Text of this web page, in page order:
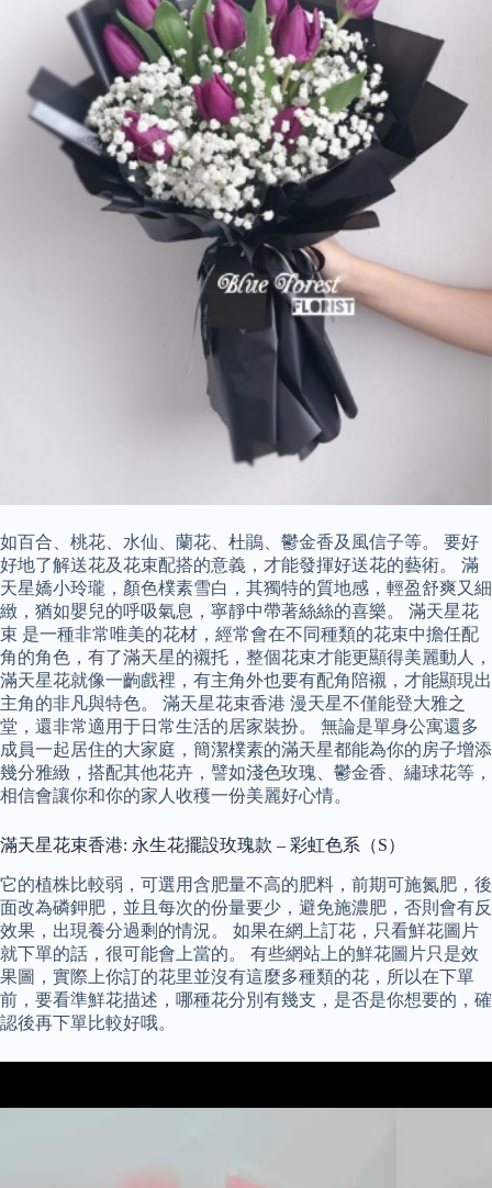
如百合、桃花、水仙、蘭花、杜鵑、鬱金香及風信子等。 要好
好地了解送花及花束配搭的意義，才能發揮好送花的藝術。 滿
天星嬌小玲瓏，顏色樸素雪白，其獨特的質地感，輕盈舒爽又細
緻，猶如嬰兒的呼吸氣息，寧靜中帶著絲絲的喜樂。 滿天星花
束 是一種非常唯美的花材，經常會在不同種類的花束中擔任配
角的角色，有了滿天星的襯托，整個花束才能更顯得美麗動人，
滿天星花就像一齣戲裡，有主角外也要有配角陪襯，才能顯現出
主角的非凡與特色。 滿天星花束香港 漫天星不僅能登大雅之
堂，還非常適用于日常生活的居家裝扮。 無論是單身公寓還多
成員一起居住的大家庭，簡潔樸素的滿天星都能為你的房子增添
幾分雅緻，搭配其他花卉，譬如淺色玫瑰、鬱金香、繡球花等，
相信會讓你和你的家人收穫一份美麗好心情。
滿天星花束香港: 永生花擺設玫瑰款 – 彩虹色系（S）
它的植株比較弱，可選用含肥量不高的肥料，前期可施氮肥，後
面改為磷鉀肥，並且每次的份量要少，避免施濃肥，否則會有反
效果，出現養分過剩的情況。 如果在網上訂花，只看鮮花圖片
就下單的話，很可能會上當的。 有些網站上的鮮花圖片只是效
果圖，實際上你訂的花里並沒有這麼多種類的花，所以在下單
前，要看準鮮花描述，哪種花分別有幾支，是否是你想要的，確
認後再下單比較好哦。